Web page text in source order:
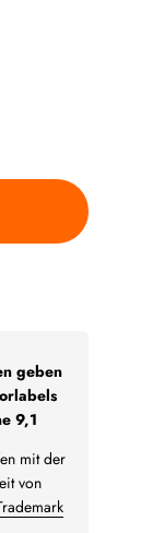
geben
9,1
mit der
von